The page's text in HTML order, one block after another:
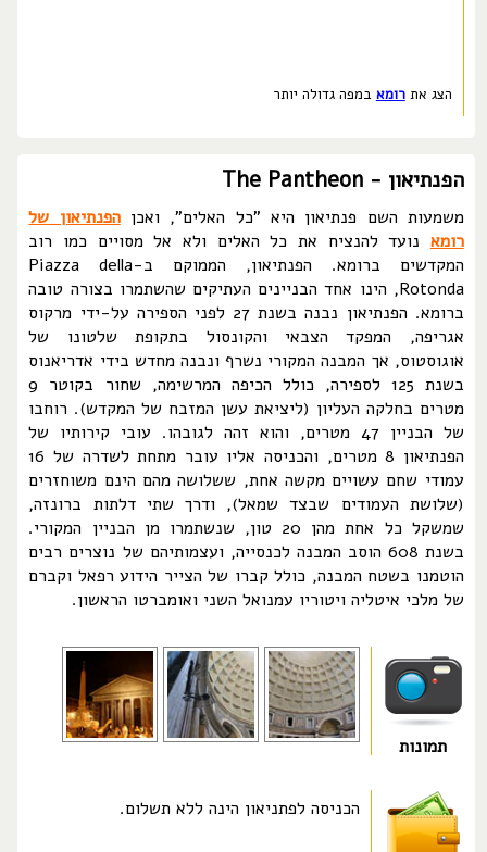
הצג אתרומא במפה גדולה יותר
הפנתיאון - The Pantheon
משמעות השם פנתיאון היא "כל האלים", ואכןהפנתיאון של
רומא נועד להנציח את כל האלים ולא אל מסויים כמו רוב
המקדשים ברומא. הפנתיאון, הממוקם ב-Piazza della
Rotonda, הינו אחד הבניינים העתיקים שהשתמרו בצורה טובה
ברומא. הפנתיאון נבנה בשנת 27 לפני הספירה על-ידי מרקוס
אגריפה, המפקד הצבאי והקונסול בתקופת שלטונו של
אוגוסטוס, אך המבנה המקורי נשרף ונבנה מחדש בידי אדריאנוס
בשנת 125 לספירה, כולל הכיפה המרשימה, שחור בקוטר 9
מטרים בחלקה העליון (ליציאת עשן המזבח של המקדש). רוחבו
של הבניין 47 מטרים, והוא זהה לגובהו. עובי קירותיו של
הפנתיאון 8 מטרים, והכניסה אליו עובר מתחת לשדרה של 16
עמודי שחם עשויים מקשה אחת, ששלושה מהם הינם משוחזרים
(שלושת העמודים שבצד שמאל), ודרך שתי דלתות ברונזה,
שמשקל כל אחת מהן 20 טון, שנשתמרו מן הבניין המקורי.
בשנת 608 הוסב המבנה לכנסייה, ועצמותיהם של נוצרים רבים
הוטמנו בשטח המבנה, כולל קברו של הצייר הידוע רפאל וקברם
של מלכי איטליה ויטוריו עמנואל השני ואומברטו הראשון.
תמונות
הכניסה לפתניאון הינה ללא תשלום.